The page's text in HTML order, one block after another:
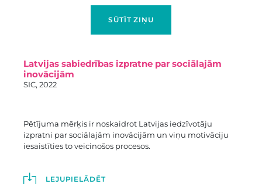
SŪTĪT ZIŅU
Latvijas sabiedrības izpratne par sociālajām
inovācijām
SIC, 2022
Pētījuma mērķis ir noskaidrot Latvijas iedzīvotāju
izpratni par sociālajām inovācijām un viņu motivāciju
iesaistīties to veicinošos procesos.
LEJUPIELĀDĒT